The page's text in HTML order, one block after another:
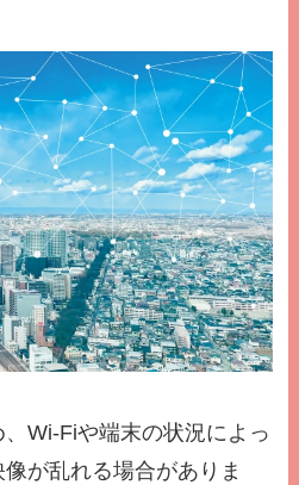
Wi-Fiや端末の状況によっ
が乱れる場合がありま